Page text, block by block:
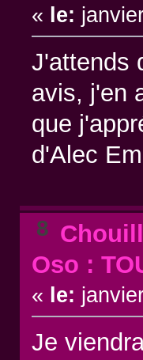
« le:
J'attends
avis, j'en
que
d'Alec
8
Oso :
« le:
Je